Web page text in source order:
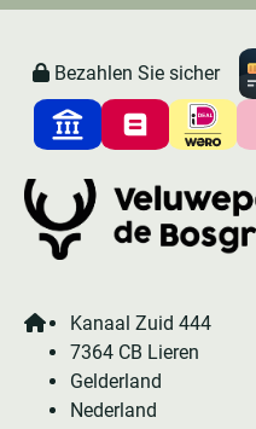
Bezahlen Sie sicher
Kanaal Zuid 444
7364 CB Lieren
Gelderland
Nederland